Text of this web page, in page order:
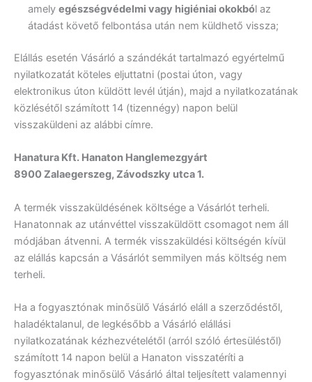
amely egészségvédelmi vagy higiéniai okokból az
átadást követő felbontása után nem küldhető vissza;
Elállás esetén Vásárló a szándékát tartalmazó egyértelmű
nyilatkozatát köteles eljuttatni (postai úton, vagy
elektronikus úton küldött levél útján), majd a nyilatkozatának
közlésétől számított 14 (tizennégy) napon belül
visszaküldeni az alábbi címre.
Hanatura Kft. Hanaton Hanglemezgyárt
8900 Zalaegerszeg, Závodszky utca 1.
A termék visszaküldésének költsége a Vásárlót terheli.
Hanatonnak az utánvéttel visszaküldött csomagot nem áll
módjában átvenni. A termék visszaküldési költségén kívül
az elállás kapcsán a Vásárlót semmilyen más költség nem
terheli.
Ha a fogyasztónak minősülő Vásárló eláll a szerződéstől,
haladéktalanul, de legkésőbb a Vásárló elállási
nyilatkozatának kézhezvételétől (arról szóló értesüléstől)
számított 14 napon belül a Hanaton visszatéríti a
fogyasztónak minősülő Vásárló által teljesített valamennyi